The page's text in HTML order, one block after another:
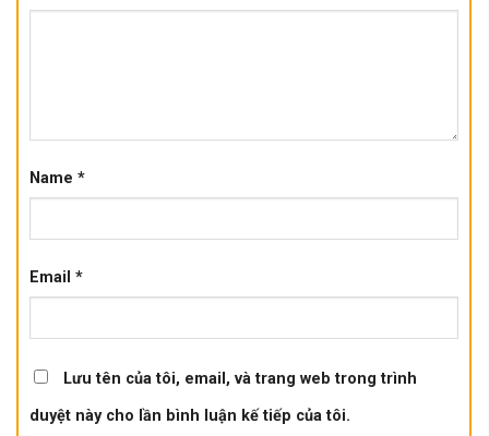
Name *
Email *
Lưu tên của tôi, email, và trang web trong trình
duyệt này cho lần bình luận kế tiếp của tôi.